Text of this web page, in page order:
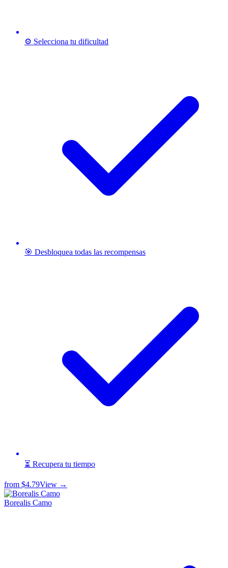
⚙️ Selecciona tu dificultad
🎯 Desbloquea todas las recompensas
⏳ Recupera tu tiempo
from $4.79View →
Borealis Camo